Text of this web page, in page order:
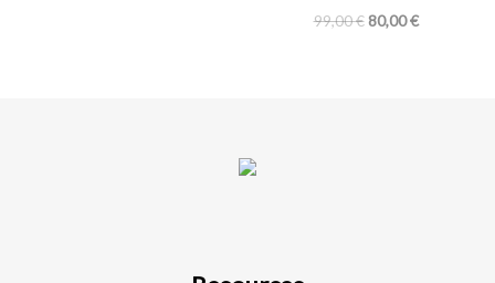
99,00€ 80,00€